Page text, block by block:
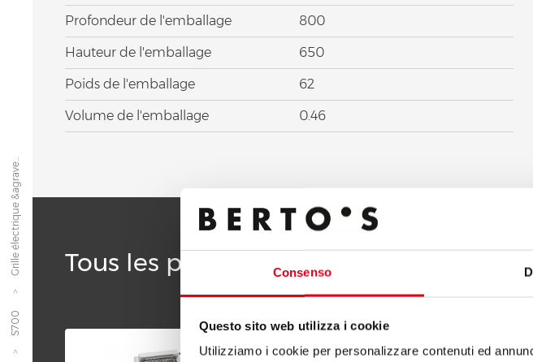
Consenso
Questo sito web utilizza i cookie
Utilizziamo i cookie per personalizzare contenuti ed
S700
Grille électrique &agrave...
Profondeur de l'emballage 800
Hauteur de l'emballage 650
Poids de l'emballage 62
Volume de l'emballage 0.46
Tous les produits de la ligne S700